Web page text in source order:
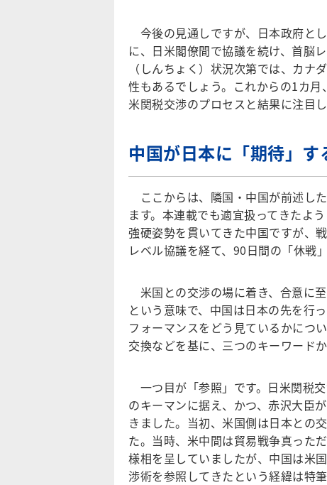
今後の見通しですが、日本政府と
に、日米閣僚間で協議を続け、首脳
（しんちょく）状況次第では、カ
性もあるでしょう。これからの1カ
米関税交渉のプロセスと結果に注目し
中国が日本に「期待」す
ここからは、隣国・中国が前述し
ます。本連載でも適宜扱ってきたよ
強硬姿勢を貫いてきた中国ですが、
レベル協議を経て、90日間の「休戦
米国との交渉の場に着き、合意に
という意味で、中国は日本の先を行
フォーマンスをどう見ているかにつ
交換などを基に、三つのキーワード
一つ目が「参照」です。日米関税
のキーマンに据え、かつ、赤沢大臣
きました。当初、米国側は日本との
た。当時、米中間は貿易戦争真った
様相を呈していましたが、中国は米
渉術を参照してきたという経緯は特筆